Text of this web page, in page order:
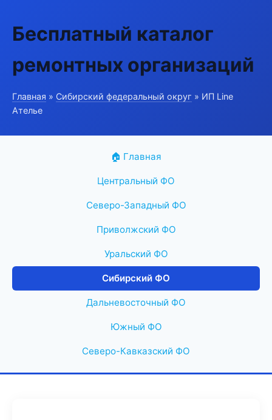
Бесплатный каталог
ремонтных организаций
Главная » Сибирский федеральный округ » ИП Line
Ателье
🏠 Главная
Центральный ФО
Северо-Западный ФО
Приволжский ФО
Уральский ФО
Сибирский ФО
Дальневосточный ФО
Южный ФО
Северо-Кавказский ФО